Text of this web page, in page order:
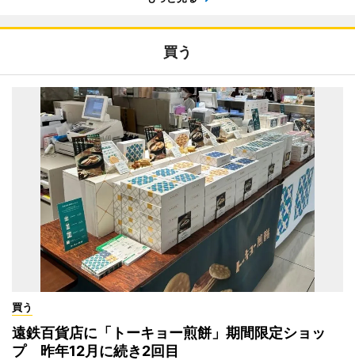
買う
買う
遠鉄百貨店に「トーキョー煎餅」期間限定ショッ
プ 昨年12月に続き2回目